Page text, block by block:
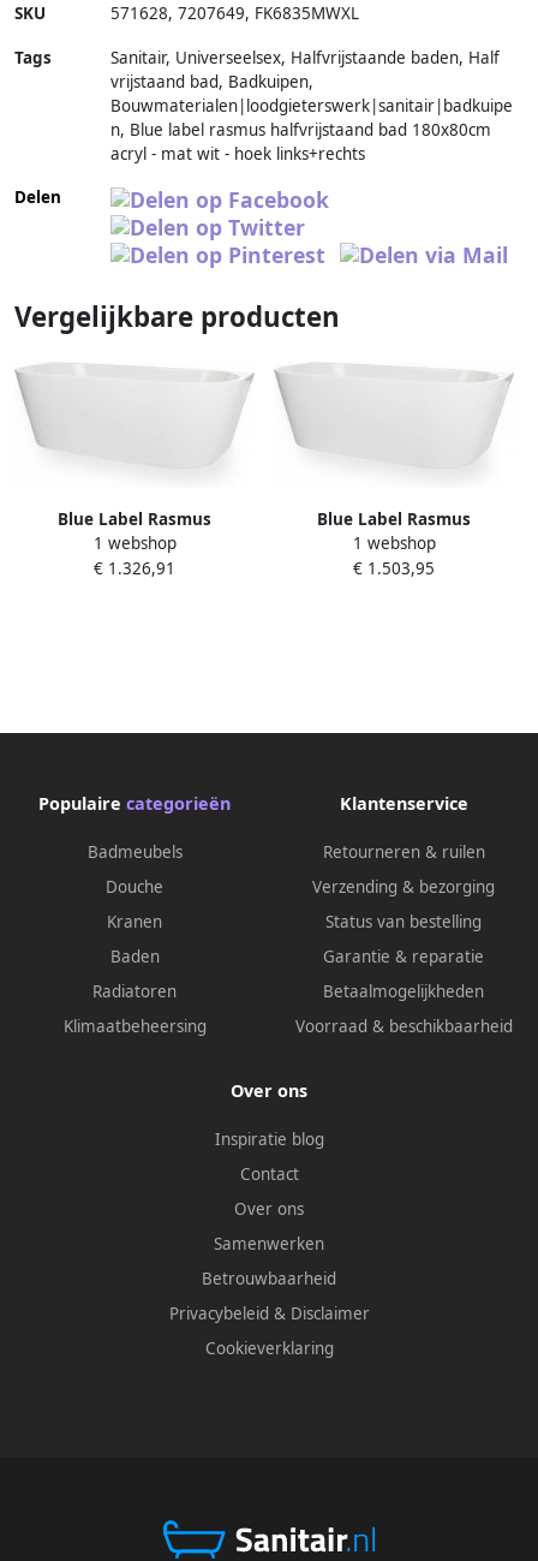
SKU 571628, 7207649, FK6835MWXL
Tags
Sanitair, Universeelsex, Halfvrijstaande baden, Half
vrijstaand bad, Badkuipen,
Bouwmaterialen|loodgieterswerk|sanitair|badkuipe
n, Blue label rasmus halfvrijstaand bad 180x80cm
acryl - mat wit - hoek links+rechts
Delen
Vergelijkbare producten
Blue Label Rasmus
halfvrijstaand bad 180x80cm
acryl glans wit hoek
1 webshop
€ 1.326,91
Blue Label Rasmus
halfvrijstaand bad 170x80cm
acryl mat wit hoek
1 webshop
€ 1.503,95
Populaire categorieën
Badmeubels
Douche
Kranen
Baden
Radiatoren
Klimaatbeheersing
Klantenservice
Retourneren & ruilen
Verzending & bezorging
Status van bestelling
Garantie & reparatie
Betaalmogelijkheden
Voorraad & beschikbaarheid
Over ons
Inspiratie blog
Contact
Over ons
Samenwerken
Betrouwbaarheid
Privacybeleid & Disclaimer
Cookieverklaring